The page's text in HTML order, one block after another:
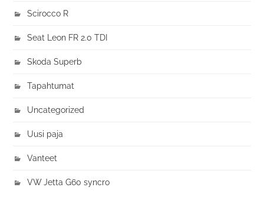
Scirocco R
Seat Leon FR 2.0 TDI
Skoda Superb
Tapahtumat
Uncategorized
Uusi paja
Vanteet
VW Jetta G60 syncro